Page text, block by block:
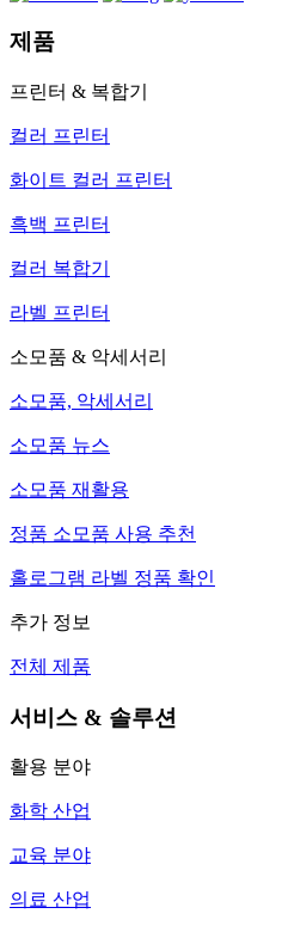
제품
프린터 & 복합기
컬러 프린터
화이트 컬러 프린터
흑백 프린터
컬러 복합기
라벨 프린터
소모품 & 악세서리
소모품, 악세서리
소모품 뉴스
소모품 재활용
정품 소모품 사용 추천
홀로그램 라벨 정품 확인
추가 정보
전체 제품
서비스 & 솔루션
활용 분야
화학 산업
교육 분야
의료 산업